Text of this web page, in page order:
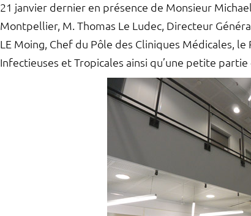
21 janvier dernier en présence de Monsieur
Montpellier, M. Thomas Le Ludec, Directeur
LE Moing, Chef du Pôle des Cliniques Médicales,
Infectieuses et Tropicales ainsi qu’une petite partie